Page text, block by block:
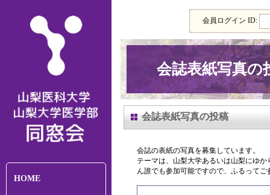
HOME
会員ログイン ID:
会誌表紙写真の
会誌表紙写真の投稿
会誌の表紙の写真を募集しています。
テーマは、山梨大学あるいは山梨にゆ
ん誰でも参加可能ですので、ふるってご